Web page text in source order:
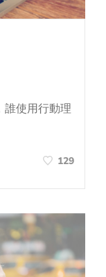
誰使用行動理
129